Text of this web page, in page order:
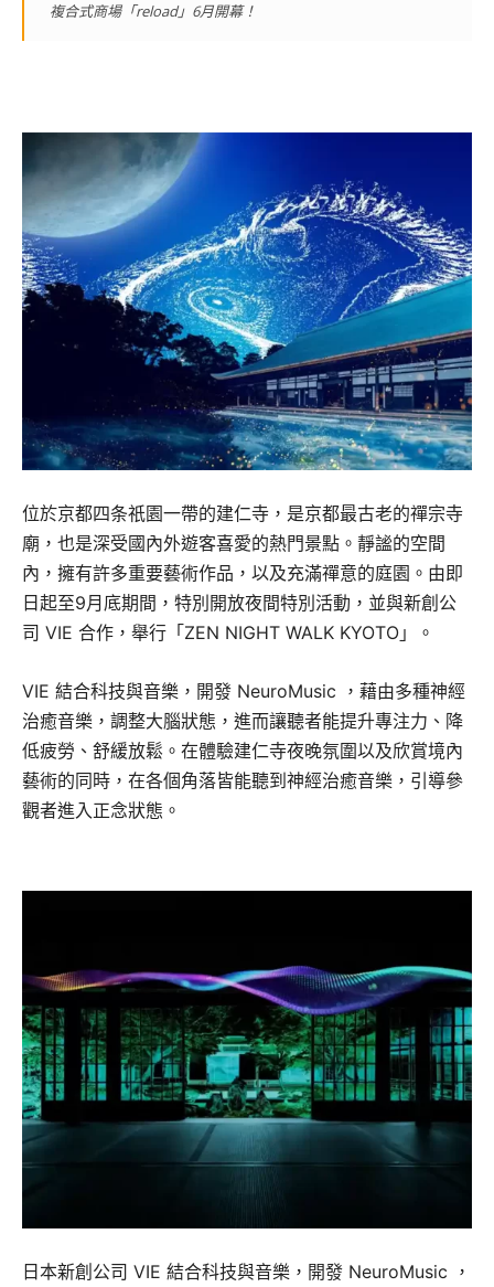
複合式商場「reload」6月開幕！
位於京都四条祇園一帶的建仁寺，是京都最古老的禪宗寺
廟，也是深受國內外遊客喜愛的熱門景點。靜謐的空間
內，擁有許多重要藝術作品，以及充滿禪意的庭園。由即
日起至9月底期間，特別開放夜間特別活動，並與新創公
司 VIE 合作，舉行「ZEN NIGHT WALK KYOTO」。
VIE 結合科技與音樂，開發 NeuroMusic ，藉由多種神經
治癒音樂，調整大腦狀態，進而讓聽者能提升專注力、降
低疲勞、舒緩放鬆。在體驗建仁寺夜晚氛圍以及欣賞境內
藝術的同時，在各個角落皆能聽到神經治癒音樂，引導參
觀者進入正念狀態。
日本新創公司 VIE 結合科技與音樂，開發 NeuroMusic ，